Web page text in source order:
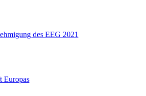
des EEG 2021
Europas